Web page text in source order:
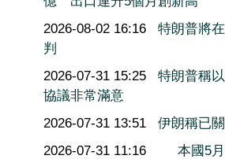
2026-08-02 16:16
特朗普將
判
2026-07-31 15:25
特朗普稱
協議非常滿意
2026-07-31 13:51
伊朗稱已
2026-07-31 11:16
本國5